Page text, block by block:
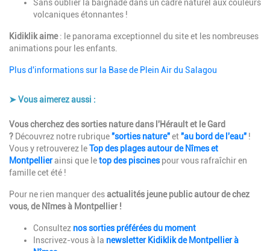
Sans oublier la baignade dans un cadre naturel aux couleurs
volcaniques étonnantes !
Kidiklik aime: le panorama exceptionnel du site et les nombreuses
animations pour les enfants.
Plus d'informations sur la Base de Plein Air du Salagou
➤ Vous aimerez aussi :
Description
Vous cherchez des sorties nature dans l'Hérault et le Gard
? Découvrez notre rubrique"sorties nature"et"au bord de l'eau" !
Vous y retrouverez leTop des plages autour de Nîmes et
Montpellierainsi que letop des piscinespour vous rafraîchir en
famille cet été !
Pour ne rien manquer desactualités jeune public autour de chez
vous, de Nîmes à Montpellier !
Consultez nos sorties préférées du moment
Inscrivez-vous à la newsletter Kidiklik de Montpellier à